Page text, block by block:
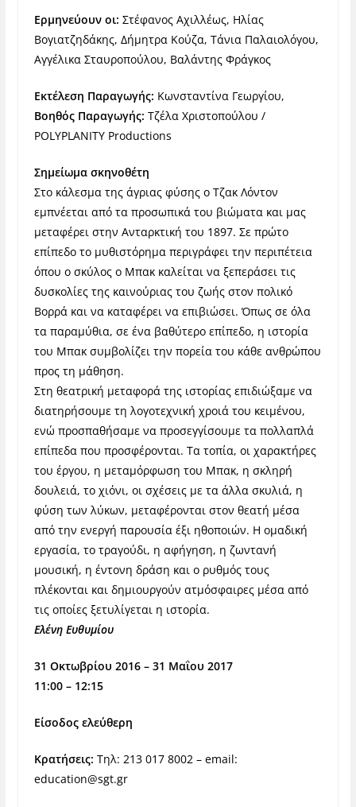
Ερμηνεύουν οι: Στέφανος Αχιλλέως, Ηλίας
Βογιατζηδάκης, Δήμητρα Κούζα, Τάνια Παλαιολόγου,
Αγγέλικα Σταυροπούλου, Βαλάντης Φράγκος
Εκτέλεση Παραγωγής: Κωνσταντίνα Γεωργίου,
Βοηθός Παραγωγής: Τζέλα Χριστοπούλου /
POLYPLANITY Productions
Σημείωμα σκηνοθέτη
Στο κάλεσμα της άγριας φύσης ο Τζακ Λόντον
εμπνέεται από τα προσωπικά του βιώματα και μας
μεταφέρει στην Ανταρκτική του 1897. Σε πρώτο
επίπεδο το μυθιστόρημα περιγράφει την περιπέτεια
όπου ο σκύλος ο Μπακ καλείται να ξεπεράσει τις
δυσκολίες της καινούριας του ζωής στον πολικό
Βορρά και να καταφέρει να επιβιώσει. Όπως σε όλα
τα παραμύθια, σε ένα βαθύτερο επίπεδο, η ιστορία
του Μπακ συμβολίζει την πορεία του κάθε ανθρώπου
προς τη μάθηση.
Στη θεατρική μεταφορά της ιστορίας επιδιώξαμε να
διατηρήσουμε τη λογοτεχνική χροιά του κειμένου,
ενώ προσπαθήσαμε να προσεγγίσουμε τα πολλαπλά
επίπεδα που προσφέρονται. Τα τοπία, οι χαρακτήρες
του έργου, η μεταμόρφωση του Μπακ, η σκληρή
δουλειά, το χιόνι, οι σχέσεις με τα άλλα σκυλιά, η
φύση των λύκων, μεταφέρονται στον θεατή μέσα
από την ενεργή παρουσία έξι ηθοποιών. Η ομαδική
εργασία, το τραγούδι, η αφήγηση, η ζωντανή
μουσική, η έντονη δράση και ο ρυθμός τους
πλέκονται και δημιουργούν ατμόσφαιρες μέσα από
τις οποίες ξετυλίγεται η ιστορία.
Ελένη Ευθυμίου
31 Οκτωβρίου 2016 – 31 Μαΐου 2017
11:00 – 12:15
Είσοδος ελεύθερη
Κρατήσεις: Tηλ: 213 017 8002 – email:
education@sgt.gr